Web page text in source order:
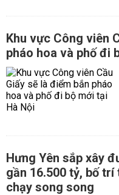
Khu vực Công viên
pháo hoa và phố đi
Hưng Yên sắp xây
gần 16.500 tỷ, bố
chạy song song